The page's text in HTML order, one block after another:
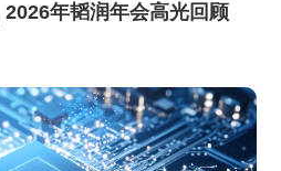
年韬润年会高光回顾